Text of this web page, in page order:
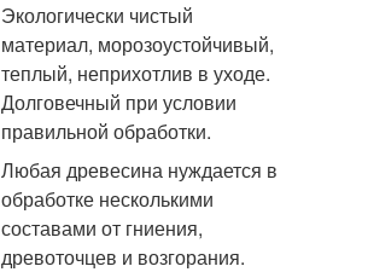
Экологически чистый
материал, морозоустойчивый,
теплый, неприхотлив в уходе.
Долговечный при условии
правильной обработки.
Любая древесина нуждается в
обработке несколькими
составами от гниения,
древоточцев и возгорания.